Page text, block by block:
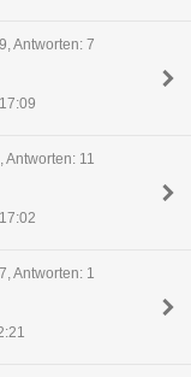
Antworten: 7
Antworten: 11
Antworten: 1